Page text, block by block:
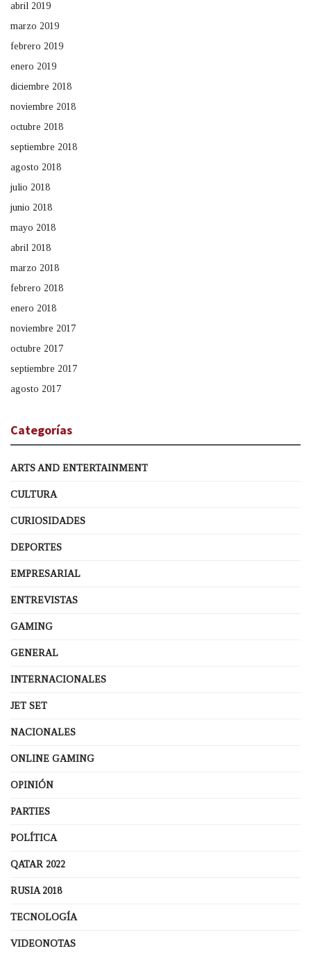
abril 2019
marzo 2019
febrero 2019
enero 2019
diciembre 2018
noviembre 2018
octubre 2018
septiembre 2018
agosto 2018
julio 2018
junio 2018
mayo 2018
abril 2018
marzo 2018
febrero 2018
enero 2018
noviembre 2017
octubre 2017
septiembre 2017
agosto 2017
Categorías
ARTS AND ENTERTAINMENT
CULTURA
CURIOSIDADES
DEPORTES
EMPRESARIAL
ENTREVISTAS
GAMING
GENERAL
INTERNACIONALES
JET SET
NACIONALES
ONLINE GAMING
OPINIÓN
PARTIES
POLÍTICA
QATAR 2022
RUSIA 2018
TECNOLOGÍA
VIDEONOTAS